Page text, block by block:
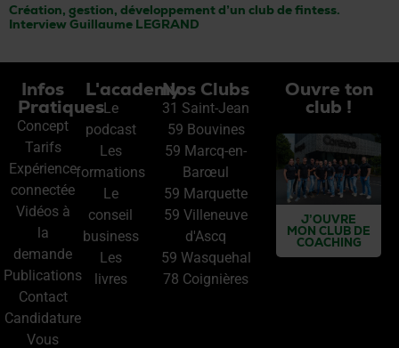
Création, gestion, développement d’un club de fintess.
Interview Guillaume LEGRAND
Infos
Pratiques
Concept
Tarifs
Expérience
connectée
Vidéos à
la
demande
Publications
Contact
Candidature
Vous
L'academy
Le
podcast
Les
formations
Le
conseil
business
Les
livres
Nos Clubs
31 Saint-Jean
59 Bouvines
59 Marcq-en-
Barœul
59 Marquette
59 Villeneuve
d'Ascq
59 Wasquehal
78 Coignières
Ouvre ton
club !
J’OUVRE
MON CLUB DE
COACHING